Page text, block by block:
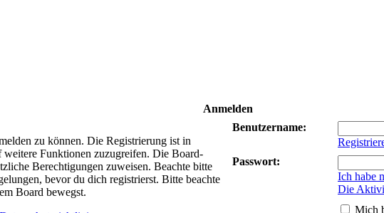
Anmelden
zu können. Die Registrierung ist in
Funktionen zuzugreifen. Die Board-
Berechtigungen zuweisen. Beachte bitte
bevor du dich registrierst. Bitte beachte
Board bewegst.
Benutzername:
Passwort:
Ich habe
Die
Mich